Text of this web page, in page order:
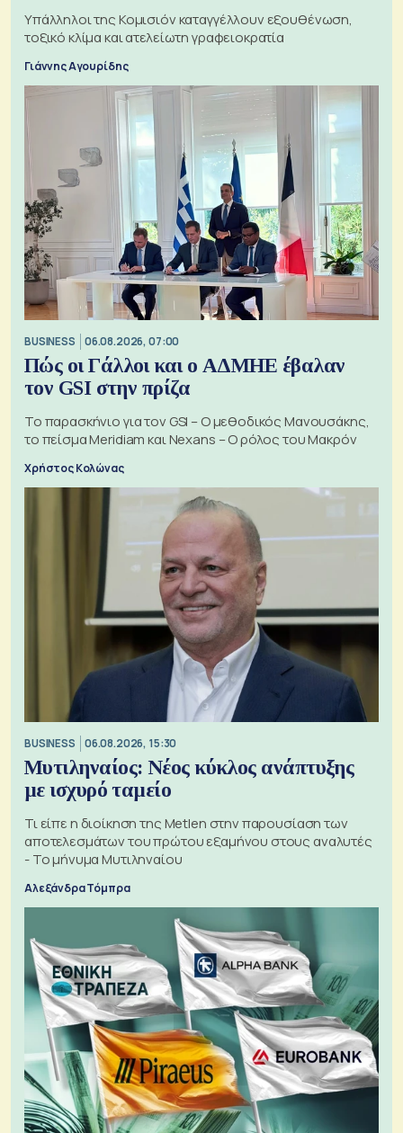
Υπάλληλοι της Κομισιόν καταγγέλλουν εξουθένωση,
τοξικό κλίμα και ατελείωτη γραφειοκρατία
Γιάννης Αγουρίδης
BUSINESS 06.08.2026, 07:00
Πώς οι Γάλλοι και ο ΑΔΜΗΕ έβαλαν
τον GSI στην πρίζα
Το παρασκήνιο για τον GSI – Ο μεθοδικός Μανουσάκης,
το πείσμα Meridiam και Nexans – Ο ρόλος του Μακρόν
Χρήστος Κολώνας
BUSINESS 06.08.2026, 15:30
Μυτιληναίος: Νέος κύκλος ανάπτυξης
με ισχυρό ταμείο
Τι είπε η διοίκηση της Metlen στην παρουσίαση των
αποτελεσμάτων του πρώτου εξαμήνου στους αναλυτές
- Το μήνυμα Μυτιληναίου
Αλεξάνδρα Τόμπρα